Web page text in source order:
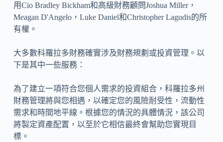
用Cio Bradley Bickham和高級財務顧問Joshua Miller，
Meagan D'Angelo，Luke Daniel和Christopher Lagudis的所
有權。
大多數科羅拉多財務確實涉及財務規劃或投資管理。以
下是其中一些服務：
為了建立一項符合您個人需求的投資組合，科羅拉多州
財務管理將與您相遇，以確定您的風險耐受性，流動性
需求和時間地平線。根據您的情況的具體情況，該公司
將製定資產配置，以至於它相信最終會幫助您實現目
標。